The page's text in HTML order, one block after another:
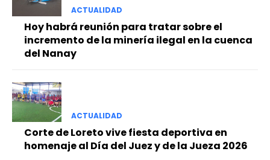
━ Planes
ACTUALIDAD
Hoy habrá reunión para tratar sobre el
incremento de la minería ilegal en la cuenca
del Nanay
ACTUALIDAD
Corte de Loreto vive fiesta deportiva en
homenaje al Día del Juez y de la Jueza 2026